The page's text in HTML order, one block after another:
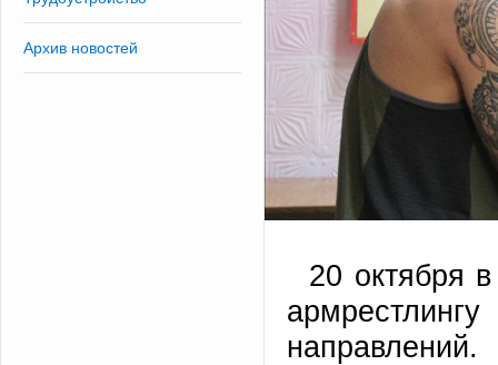
Архив новостей
20 октября
направлений.